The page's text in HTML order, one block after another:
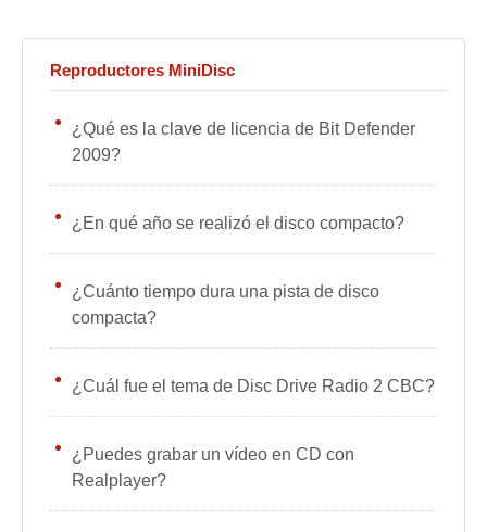
Reproductores MiniDisc
¿Qué es la clave de licencia de Bit Defender
2009?
¿En qué año se realizó el disco compacto?
¿Cuánto tiempo dura una pista de disco
compacta?
¿Cuál fue el tema de Disc Drive Radio 2 CBC?
¿Puedes grabar un vídeo en CD con
Realplayer?